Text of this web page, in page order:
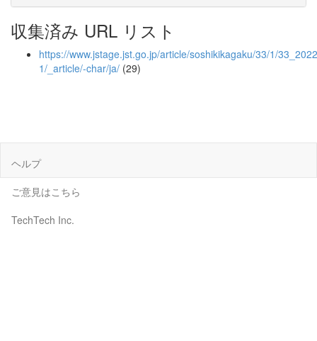
収集済み URL リスト
https://www.jstage.jst.go.jp/article/soshikikagaku/33/1/
1/_article/-char/ja/ (29)
ヘルプ
ご意見はこちら
TechTech Inc.